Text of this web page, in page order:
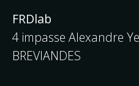
FRDlab
4 impasse Alexandre
BREVIANDES